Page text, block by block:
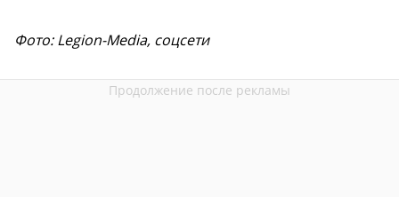
Фото: Legion-Media, соцсети